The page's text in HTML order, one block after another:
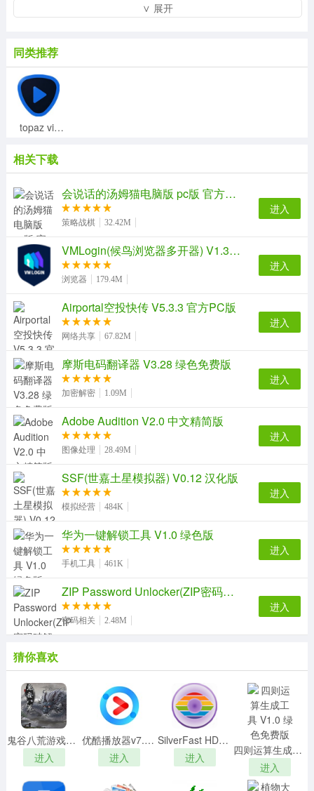
【使用说明】
1、将小方连接电源插好，准备一止卡针。用卡针长安
setup按钮，知道听见摄像头提出“等待连接”。
2、用手机下载米家的app,打开蓝色并打开app搜索附
近设备，根据图片点击“开始连接”，
3、小方智能摄像机固件这时会出现一个二维码，将二
维码对准小方摄像头，让小方扫描，并提示“扫描成功，正
在连接网络”
4、连接网络需要一两分钟的时间，会提示“路由器连
接成功”及“初始化完成”。
5、到这边就完成了，可以根据需要添加场景。
【固件升级方法】
∨ 展开
同类推荐
topaz video enhance ai汉化补丁v2.0
相关下载
会说话的汤姆猫电脑版 pc版 官方增强版
策略战棋 32.42M
进入
VMLogin(候鸟浏览器多开器) V1.3.0.7 中文免费版
浏览器 179.4M
进入
Airportal空投快传 V5.3.3 官方PC版
网络共享 67.82M
进入
摩斯电码翻译器 V3.28 绿色免费版
加密解密 1.09M
进入
Adobe Audition V2.0 中文精简版
图像处理 28.49M
进入
SSF(世嘉土星模拟器) V0.12 汉化版
模拟经营 484K
进入
华为一键解锁工具 V1.0 绿色版
手机工具 461K
进入
ZIP Password Unlocker(ZIP密码破解工具) V4.0 绿色破解版
密码相关 2.48M
进入
猜你喜欢
鬼谷八荒游戏内容编辑MOD
进入
优酷播放器v7.8.7.11181官方电脑版
进入
SilverFast HDR Studio 8v8.8.0r17中文破解版(附注册机)
进入
四则运算生成工具 V1.0 绿色免费版
进入